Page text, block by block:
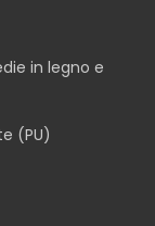
in legno e
(PU)